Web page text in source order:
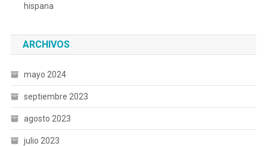
hispana
ARCHIVOS
mayo 2024
septiembre 2023
agosto 2023
julio 2023